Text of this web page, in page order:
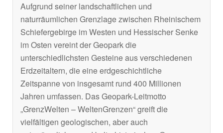
Aufgrund seiner landschaftlichen und
naturräumlichen Grenzlage zwischen Rheinischem
Schiefergebirge im Westen und Hessischer Senke
im Osten vereint der Geopark die
unterschiedlichsten Gesteine aus verschiedenen
Erdzeitaltern, die eine erdgeschichtliche
Zeitspanne von insgesamt rund 400 Millionen
Jahren umfassen. Das Geopark-Leitmotto
„GrenzWelten – WeltenGrenzen“ greift die
vielfältigen geologischen, aber auch